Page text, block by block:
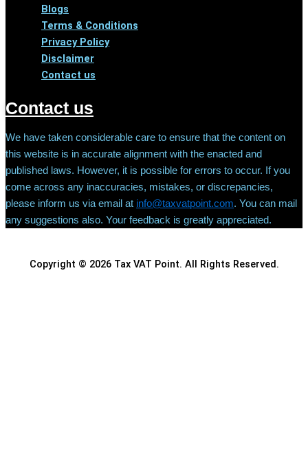
Blogs
Terms & Conditions
Privacy Policy
Disclaimer
Contact us
Contact us
We have taken considerable care to ensure that the content on
this website is in accurate alignment with the enacted and
published laws. However, it is possible for errors to occur. If you
come across any inaccuracies, mistakes, or discrepancies,
please inform us via email at info@taxvatpoint.com. You can mail
any suggestions also. Your feedback is greatly appreciated.
Copyright © 2026 Tax VAT Point. All Rights Reserved.